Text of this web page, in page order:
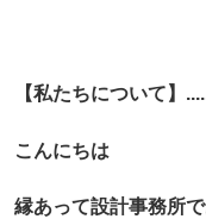
【私たちについて】
こんにちは
縁あって設計事務所